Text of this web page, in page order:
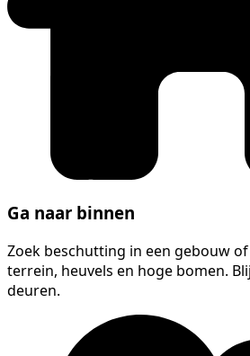
Ga naar binnen
Zoek beschutting in een gebouw
terrein, heuvels en hoge bomen.
deuren.